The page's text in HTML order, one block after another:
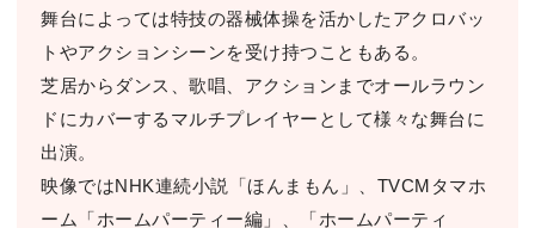
舞台によっては特技の器械体操を活かしたアクロバッ
トやアクションシーンを受け持つこともある。
芝居からダンス、歌唱、アクションまでオールラウン
ドにカバーするマルチプレイヤーとして様々な舞台に
出演。
映像ではNHK連続小説「ほんまもん」、TVCMタマホ
ーム「ホームパーティー編」、「ホームパーティ